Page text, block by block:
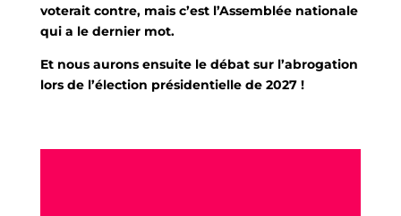
voterait contre, mais c’est l’Assemblée nationale
qui a le dernier mot.
Et nous aurons ensuite le débat sur l’abrogation
lors de l’élection présidentielle de 2027 !